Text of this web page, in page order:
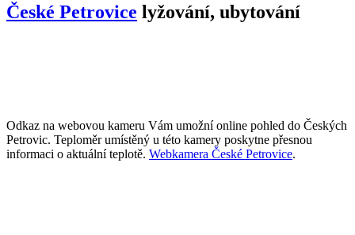
České Petrovice lyžování, ubytování
Odkaz na webovou kameru Vám umožní online pohled do Českých
Petrovic. Teploměr umístěný u této kamery poskytne přesnou
informaci o aktuální teplotě. Webkamera České Petrovice.